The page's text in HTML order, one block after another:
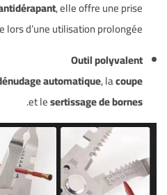
, elle offre une prise
d’une utilisation prolongée.
Outil polyvalent
automatique, lacoupe
et lesertissage de bornes
.